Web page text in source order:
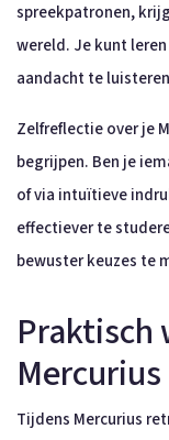
spreekpatronen,
wereld. Je kunt
aandacht te
Zelfreflectie over je
begrijpen. Ben je
of via intuïtieve
effectiever te
bewuster keuzes te
Praktisch
Mercurius
Tijdens Mercurius